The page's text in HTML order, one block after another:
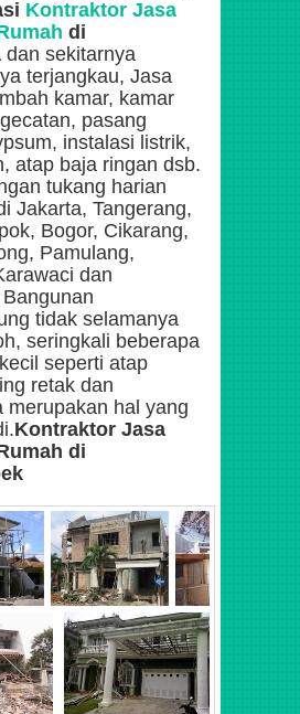
Kontraktor Jasa
di
dan sekitarnya
terjangkau, Jasa
kamar, kamar
pasang
instalasi listrik,
atap baja ringan dsb.
tukang harian
Jakarta, Tangerang,
Bogor, Cikarang,
Pamulang,
dan
tidak selamanya
seringkali beberapa
seperti atap
retak dan
merupakan hal yang
Kontraktor Jasa
di